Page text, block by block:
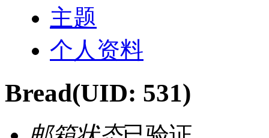
主题
个人资料
Bread(UID: 531)